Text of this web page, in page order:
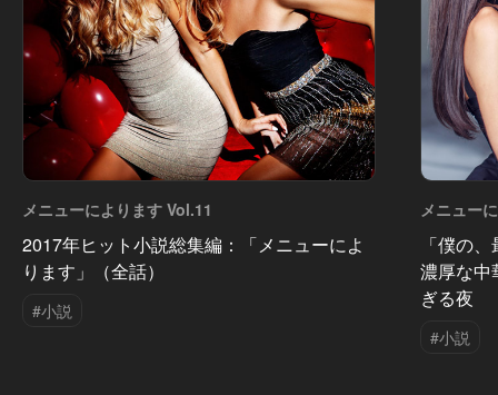
メニューによります Vol.11
2017年ヒット小説総集編：「メニューによ
ります」（全話）
#小説
メニュー
「僕の
濃厚な中
ぎる夜
#小説